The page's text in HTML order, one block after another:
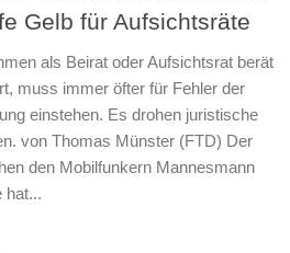
Gelb für Aufsichtsräte
als Beirat oder Aufsichtsrat berät
muss immer öfter für Fehler der
einstehen. Es drohen juristische
von Thomas Münster (FTD) Der
den Mobilfunkern Mannesmann
hat...